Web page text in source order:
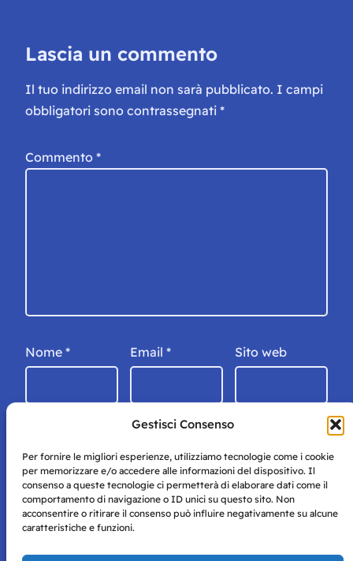
Gestisci Consenso
Per fornire le migliori esperienze, utilizziamo tecnologie come i cookie
per memorizzare e/o accedere alle informazioni del dispositivo. Il
consenso a queste tecnologie ci permetterà di elaborare dati come il
comportamento di navigazione o ID unici su questo sito. Non
acconsentire o ritirare il consenso può influire negativamente su alcune
caratteristiche e funzioni.
Lascia un commento
Il tuo indirizzo email non sarà pubblicato. I campi
obbligatori sono contrassegnati *
Commento *
Nome * Email * Sito web